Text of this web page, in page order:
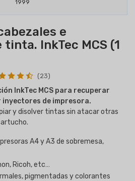
1999
e
InkTec MCS (1
(23)
InkTec MCS para recuperar
de impresora.
y disolver tintas sin atacar otras
A4 y A3 de sobremesa,
Ricoh, etc…
pigmentadas y colorantes